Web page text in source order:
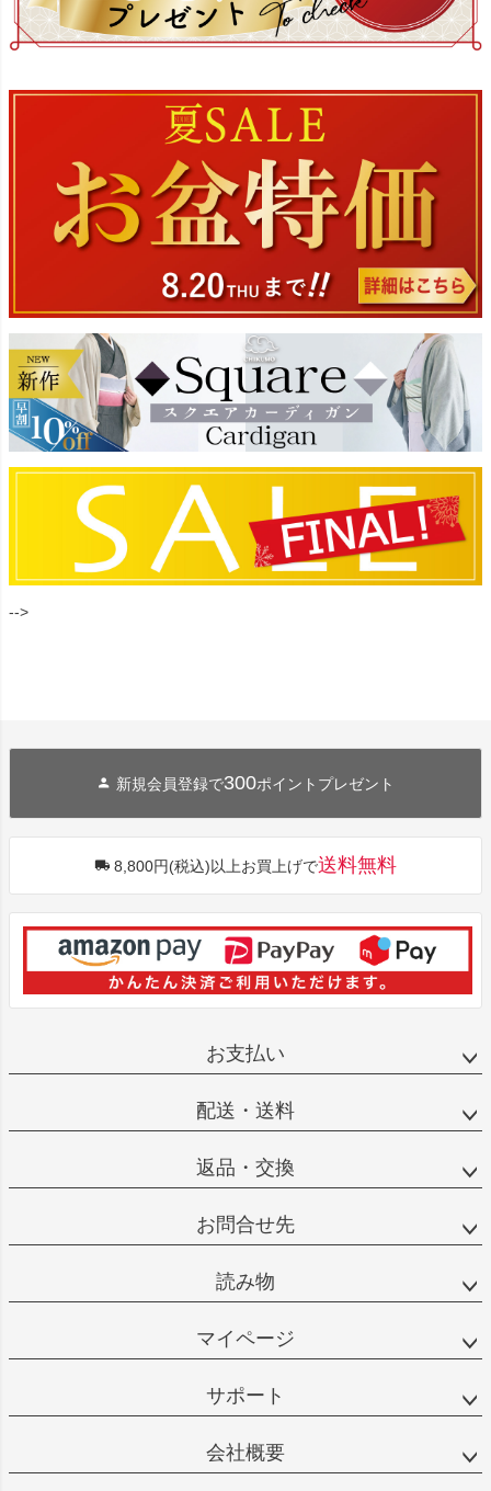
-->
新規会員登録で300ポイントプレゼント
8,800円(税込)以上お買上げで送料無料
お支払い
配送・送料
返品・交換
お問合せ先
読み物
マイページ
サポート
会社概要